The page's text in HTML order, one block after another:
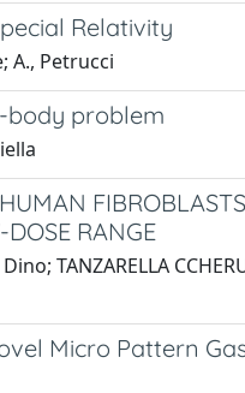
Relativity
A., Petrucci
body problem
RANGE
TANZARELLA
Micro Pattern